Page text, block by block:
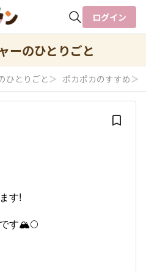
検索
ログイン
ーのひとりごと
ひとりごと ＞ ポカポカのすすめ ＞
す!
す🏔️🌕